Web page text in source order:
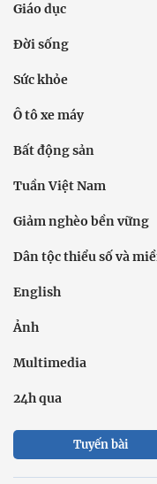
Giáo dục
Đời sống
Sức khỏe
Ô tô xe máy
Bất động sản
Tuần Việt Nam
Giảm nghèo bền vững
Dân tộc thiểu số và
English
Ảnh
Multimedia
24h qua
Tuyến bài